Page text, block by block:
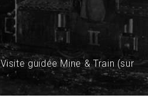
Visite guidée Mine & Train (sur